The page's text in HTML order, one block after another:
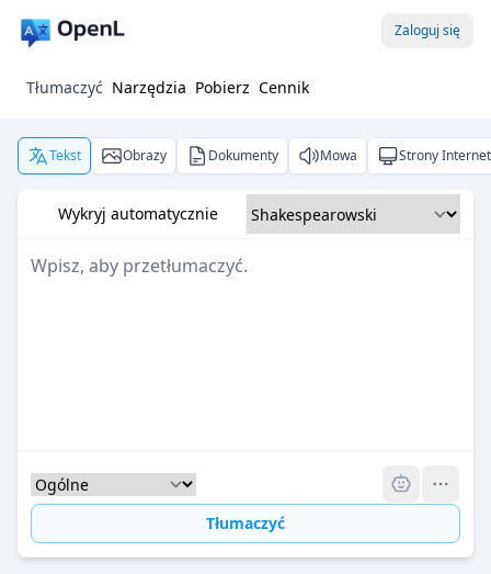
Zaloguj się
Tłumaczyć Narzędzia Pobierz Cennik
Tekst Obrazy Dokumenty Mowa Strony
Wykryj automatycznie
Tłumaczyć